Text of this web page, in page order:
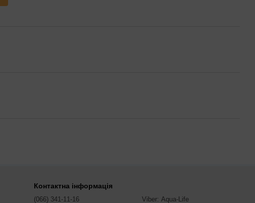
Контактна інформація
(066) 341-11-16 Viber: Aqua-Life